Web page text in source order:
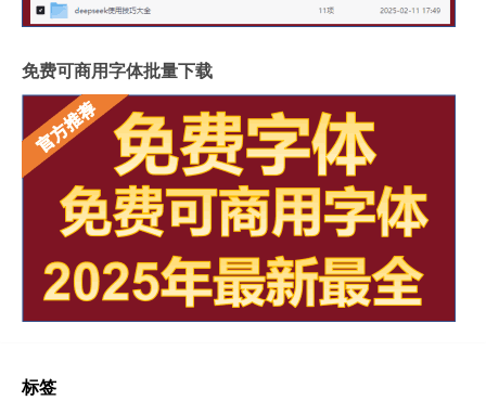
免费可商用字体批量下载
标签